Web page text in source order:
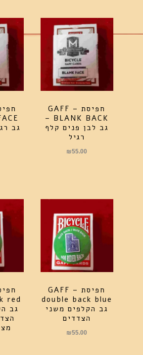
חפיסת GAFF –
BLANK BACK –
גב לבן פנים קלף
רגיל
₪55.00
גב
חפיסת GAFF –
double back blue
גב הקלפים משני
הצדדים
₪55.00
red
גב